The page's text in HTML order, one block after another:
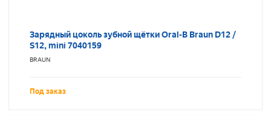
Зарядный цоколь зубной щётки Oral-B Braun D12 /
S12, mini 7040159
BRAUN
Под заказ